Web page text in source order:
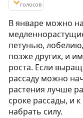
голосов
В январе можно
петунью,
позже других, и
роста. Если
рассаду можно
растения лучше
сроке рассады, и
набрать силу.